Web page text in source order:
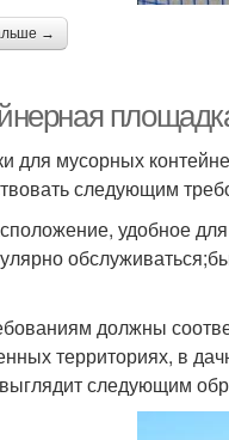
→
для мусорных
следующим
удобное
должны
территориях, в
следующим